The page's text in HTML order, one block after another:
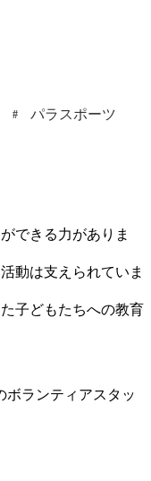
パラスポーツ
できる力がありま
動は支えられていま
子どもたちへの教育
ボランティアスタッ